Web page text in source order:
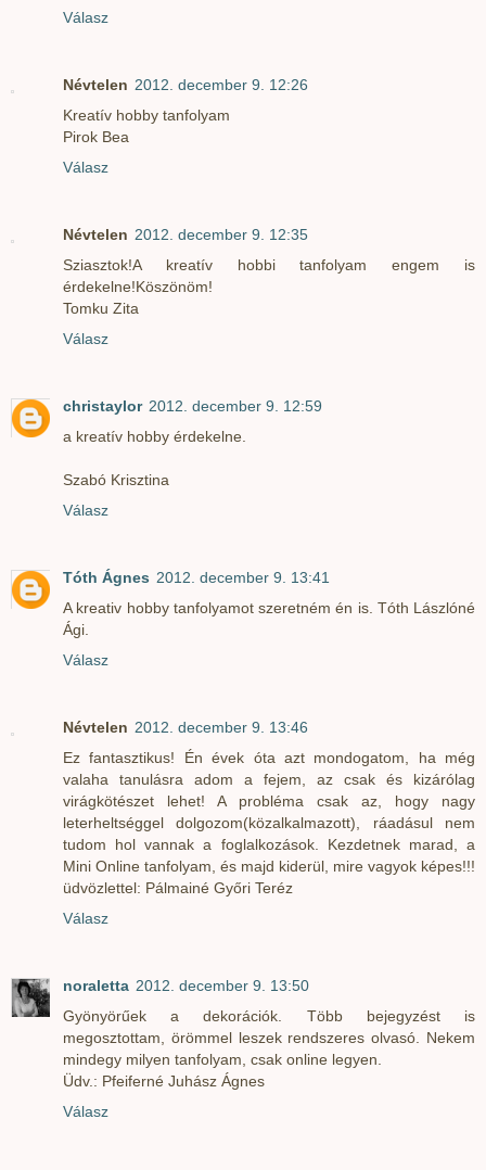
Válasz
Névtelen 2012. december 9. 12:26
Kreatív hobby tanfolyam
Pirok Bea
Válasz
Névtelen 2012. december 9. 12:35
Sziasztok!A kreatív hobbi tanfolyam engem is
érdekelne!Köszönöm!
Tomku Zita
Válasz
christaylor 2012. december 9. 12:59
a kreatív hobby érdekelne.
Szabó Krisztina
Válasz
Tóth Ágnes 2012. december 9. 13:41
A kreativ hobby tanfolyamot szeretném én is. Tóth Lászlóné
Ági.
Válasz
Névtelen 2012. december 9. 13:46
Ez fantasztikus! Én évek óta azt mondogatom, ha még
valaha tanulásra adom a fejem, az csak és kizárólag
virágkötészet lehet! A probléma csak az, hogy nagy
leterheltséggel dolgozom(közalkalmazott), ráadásul nem
tudom hol vannak a foglalkozások. Kezdetnek marad, a
Mini Online tanfolyam, és majd kiderül, mire vagyok képes!!!
üdvözlettel: Pálmainé Győri Teréz
Válasz
noraletta 2012. december 9. 13:50
Gyönyörűek a dekorációk. Több bejegyzést is
megosztottam, örömmel leszek rendszeres olvasó. Nekem
mindegy milyen tanfolyam, csak online legyen.
Üdv.: Pfeiferné Juhász Ágnes
Válasz